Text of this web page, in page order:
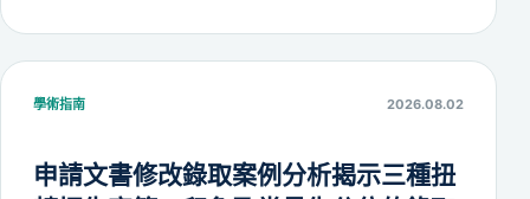
學術指南 2026.08.02
申請文書修改錄取案例分析揭示三種扭